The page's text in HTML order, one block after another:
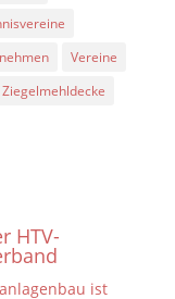
Vereine
Ziegelmehldecke
HTV-